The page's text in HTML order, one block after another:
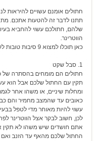
חתולים אומנם עשויים להיראות
תתנו לדבר זה להטעות אתכם.
שלהם, חתולכם עשוי להחביא
הווטרינר.
כאן תוכלו למצוא 9 סיבות טובות לקחת את החתול שלכם לווטרינר
1. סבל שקט
חתולים הם מומחים בהסתרה של
תקין עם החתול שלכם אבל הוא
ומחלות שיניים, או משהו אחר
כאובים עד שהמצב מחמיר והם
עשוי להיות מאוחר מדי לטפל
לכן, חשוב לבקר אצל הווטרינר
אתם חושדים שיש משהו לא תקין
החתול שלכם מהאף עד הזנב ואם